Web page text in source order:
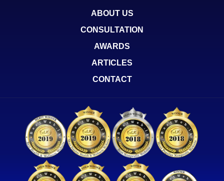
ABOUT US
CONSULTATION
AWARDS
ARTICLES
CONTACT